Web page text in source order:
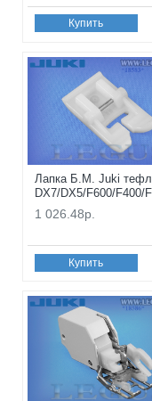
Купить
Лапка Б.М. Juki
DX7/DX5/F600/F400/
1 026.48р.
Купить